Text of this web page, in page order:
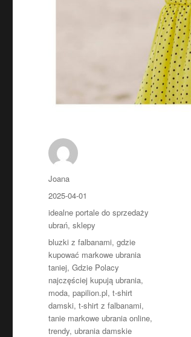
Autor
Joana
Opublikowano
2025-04-01
Kategorie
idealne portale do sprzedaży
ubrań,sklepy
Tagi
bluzki z falbanami,gdzie
kupować markowe ubrania
taniej,Gdzie Polacy
najczęściej kupują ubrania,
moda,papilion.pl,t-shirt
damski,t-shirt z falbanami,
tanie markowe ubrania online,
trendy, ubrania damskie